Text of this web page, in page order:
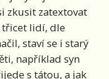
zkusit zatextovat
třicet lidí, dle
staví se i starý
například syn
s tátou, a jak